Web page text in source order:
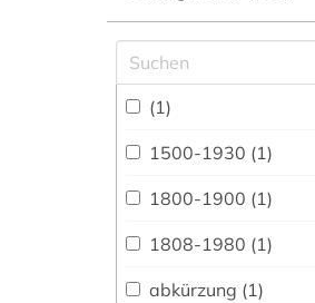
Allgemeine und
vergleichende Sprach-
und
Literaturwissenschaft.
Indogermanistik.
Außereuropäische
Sprachen und
Literaturen (40)
Amtliche
Veröffentlichungen (3)
(1)
1500-1930 (1)
1800-1900 (1)
1808-1980 (1)
abkürzung (1)